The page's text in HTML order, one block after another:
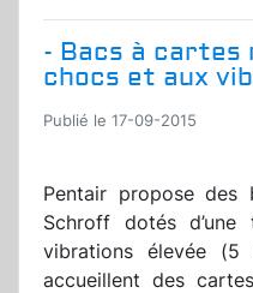
- Bacs à
chocs et aux
Publié le 17-09-2015
Pentair propose
Schroff dotés
vibrations élevée
accueillent des